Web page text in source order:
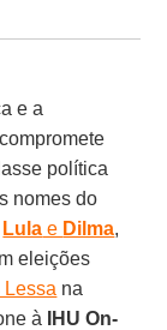
e a
política
nomes do
Lula e Dilma,
eleições
Lessa na
à
IHU On-